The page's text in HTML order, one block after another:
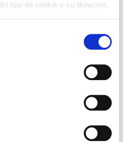
tipo de cookie y su duración.
las cookies en el navegador.
notificación navegar en
Le informamos que aún
de analytics, Google